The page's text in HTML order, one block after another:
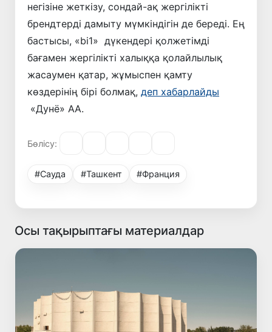
негізіне жеткізу, сондай-ақ жергілікті
брендтерді дамыту мүмкіндігін де береді. Ең
бастысы, «bi1» дүкендері қолжетімді
бағамен жергілікті халыққа қолайлылық
жасаумен қатар, жұмыспен қамту
көздерінің бірі болмақ, деп хабарлайды
«Дунё» АА.
Бөлісу:
#Сауда #Ташкент #Франция
Осы тақырыптағы материалдар